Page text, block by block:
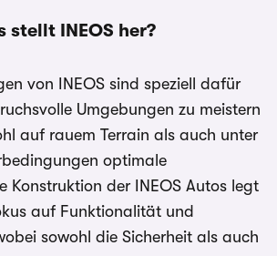
stellt INEOS her?
von INEOS sind speziell dafür
Umgebungen zu meistern
auf rauem Terrain als auch unter
optimale
Konstruktion der INEOS Autos legt
auf Funktionalität und
sowohl die Sicherheit als auch